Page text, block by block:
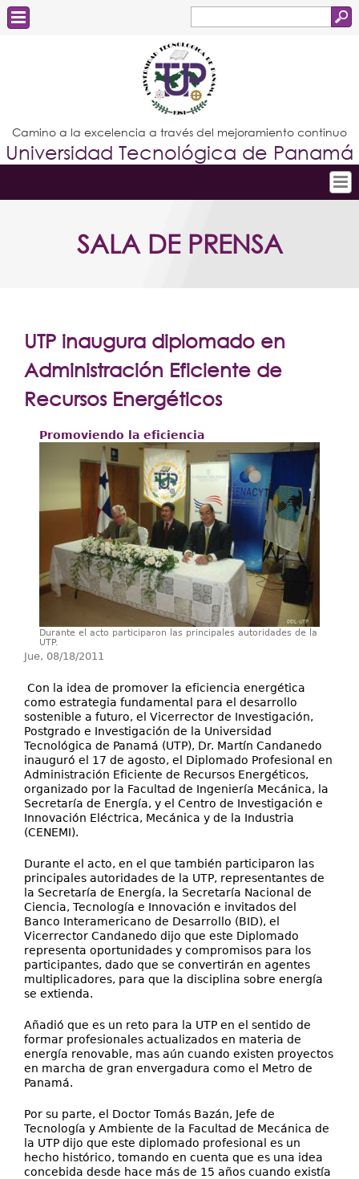
de
búsqueda
Estudiantes
Docentes
Administrativos
Graduados
Camino a la excelencia a través del mejoramiento continuo
Universidad Tecnológica de Panamá
Conoce la UTP
Postgrados
Extensión
Facultades
Servicios
Internacional
Transparencia
SALA DE PRENSA
UTP inaugura diplomado en
Administración Eficiente de
Recursos Energéticos
Promoviendo la eficiencia
Durante el acto participaron las principales autoridades de la
UTP.
Jue, 08/18/2011
Con la idea de promover la eficiencia energética
como estrategia fundamental para el desarrollo
sostenible a futuro, el Vicerrector de Investigación,
Postgrado e Investigación de la Universidad
Tecnológica de Panamá (UTP), Dr. Martín Candanedo
inauguró el 17 de agosto, el Diplomado Profesional en
Administración Eficiente de Recursos Energéticos,
organizado por la Facultad de Ingeniería Mecánica, la
Secretaría de Energía, y el Centro de Investigación e
Innovación Eléctrica, Mecánica y de la Industria
(CENEMI).
Durante el acto, en el que también participaron las
principales autoridades de la UTP, representantes de
la Secretaría de Energía, la Secretaría Nacional de
Ciencia, Tecnología e Innovación e invitados del
Banco Interamericano de Desarrollo (BID), el
Vicerrector Candanedo dijo que este Diplomado
representa oportunidades y compromisos para los
participantes, dado que se convertirán en agentes
multiplicadores, para que la disciplina sobre energía
se extienda.
Añadió que es un reto para la UTP en el sentido de
formar profesionales actualizados en materia de
energía renovable, mas aún cuando existen proyectos
en marcha de gran envergadura como el Metro de
Panamá.
Por su parte, el Doctor Tomás Bazán, Jefe de
Tecnología y Ambiente de la Facultad de Mecánica de
la UTP dijo que este diplomado profesional es un
hecho histórico, tomando en cuenta que es una idea
concebida desde hace más de 15 años cuando existía